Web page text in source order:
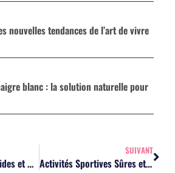
nouvelles tendances de l’art de vivre
blanc : la solution naturelle pour
Idées de Repas Rapides et Délicieux pour les Mamans Débordées
SUIVANT
Activités Sportives Sûres et Bénéfiques pour les Femmes Enceintes